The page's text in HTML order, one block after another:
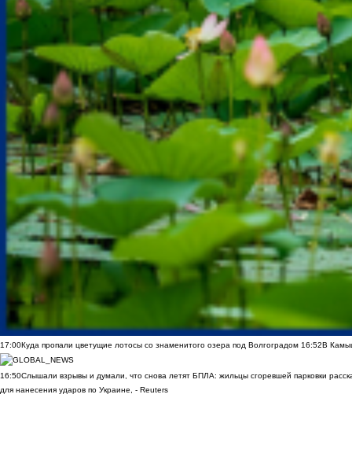
17:00Куда пропали цветущие лотосы со знаменитого озера под Волгоградом 16:52В
16:50Слышали взрывы и думали, что снова летят БПЛА: жильцы сгоревшей парковки
для нанесения ударов по Украине, - Reuters